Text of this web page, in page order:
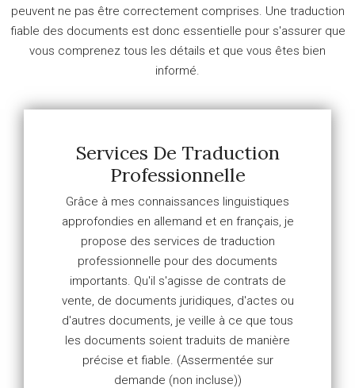
peuvent ne pas être correctement comprises. Une traduction
fiable des documents est donc essentielle pour s'assurer que
vous comprenez tous les détails et que vous êtes bien
informé.
Services De Traduction
Professionnelle
Grâce à mes connaissances linguistiques
approfondies en allemand et en français, je
propose des services de traduction
professionnelle pour des documents
importants. Qu'il s'agisse de contrats de
vente, de documents juridiques, d'actes ou
d'autres documents, je veille à ce que tous
les documents soient traduits de manière
précise et fiable. (Assermentée sur
demande (non incluse))